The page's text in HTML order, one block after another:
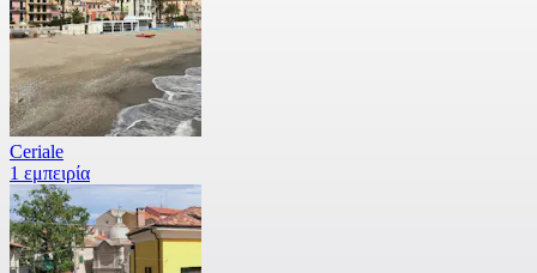
Ceriale
1 εμπειρία